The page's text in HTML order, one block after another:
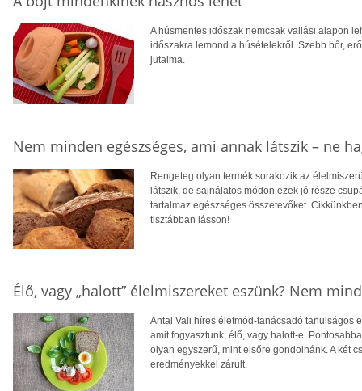
A húsmentes időszak nemcsak vallási alapon
időszakra lemond a húsételekről. Szebb bőr,
jutalma.
Nem minden egészséges, ami annak látszik – ne
Rengeteg olyan termék sorakozik az
látszik, de sajnálatos módon ezek jó része
tartalmaz egészséges összetevőket.
tisztábban lásson!
Élő, vagy „halott” élelmiszereket eszünk? Nem
Antal Vali híres életmód-tanácsadó tanulságos
amit fogyasztunk, élő, vagy halott-e.
olyan egyszerű, mint elsőre gondolnánk. A két
eredményekkel zárult.